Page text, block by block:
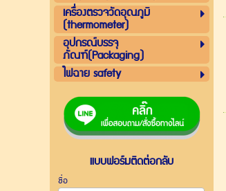
เครื่องตรวจวัดอุณภูมิ
(thermometer)
อุปกรณ์บรรจุ
ภัณฑ์(Packaging)
ไฟฉาย safety
แบบฟอร์มติดต่อกลับ
ชื่อ